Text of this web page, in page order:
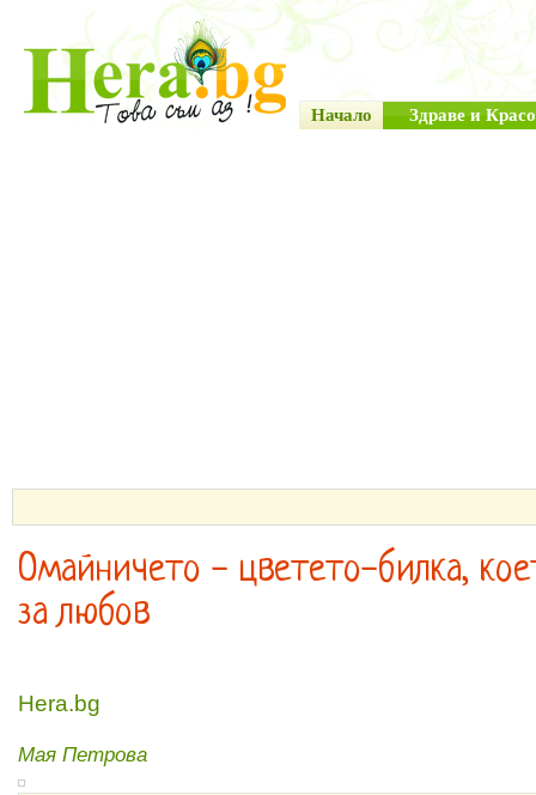
Начало Здраве и
Омайничето - цветето-билка,
за любов
Hera.bg
Мая Петрова